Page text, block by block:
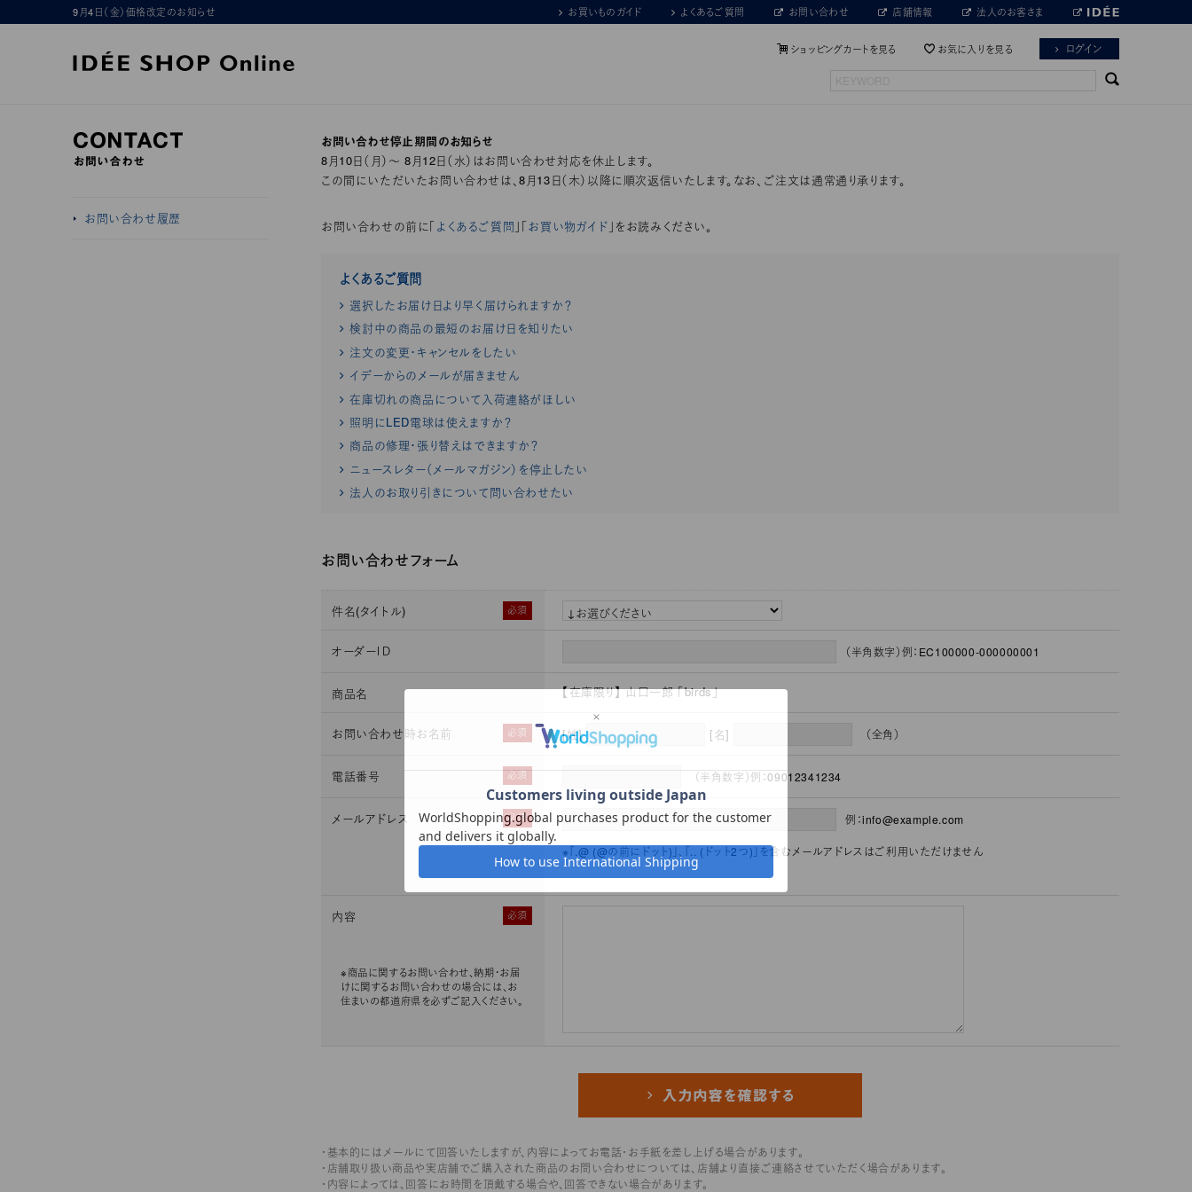
9月4日（金）価格改定のお知らせ お買いものガイド よくあるご質問 お問い合わせ 店舗情報 法人のお客さま
ショッピングカートを見る お気に入りを見る ログイン
お問い合わせ履歴
お問い合わせ停止期間のお知らせ
8月10日（月）～ 8月12日（水）はお問い合わせ対応を休止します。
この間にいただいたお問い合わせは、8月13日（木）以降に順次返信いたします。なお、ご注文は通常通り承ります。
お問い合わせの前に「よくあるご質問 」「お買い物ガイド 」をお読みください。
よくあるご質問
選択したお届け日より早く届けられますか？
検討中の商品の最短のお届け日を知りたい
注文の変更・キャンセルをしたい
イデーからのメールが届きません
在庫切れの商品について入荷連絡がほしい
照明にLED電球は使えますか？
商品の修理・張り替えはできますか？
ニュースレター（メールマガジン）を停止したい
法人のお取り引きについて問い合わせたい
お問い合わせフォーム
必須
件名(タイトル)
オーダーＩＤ （半角数字）例：EC100000-000000001
商品名 【在庫限り】 山口一郎 「birds」
必須
お問い合わせ時お名前 [姓] [名] （全角）
必須
電話番号 （半角数字）例：09012341234
必須
メールアドレス 例：info@example.com
※「.@ (@の前にドット)」、「.. (ドット2つ)」を含むメールアドレスはご利用いただけません
必須
内容
※商品に関するお問い合わせ、納期・お届
けに関するお問い合わせの場合には、お
住まいの都道府県を必ずご記入ください。
・基本的にはメールにて回答いたしますが、内容によってお電話・お手紙を差し上げる場合があります。
・店舗取り扱い商品や実店舗でご購入された商品のお問い合わせについては、店舗より直接ご連絡させていただく場合があります。
・内容によっては、回答にお時間を頂戴する場合や、回答できない場合があります。